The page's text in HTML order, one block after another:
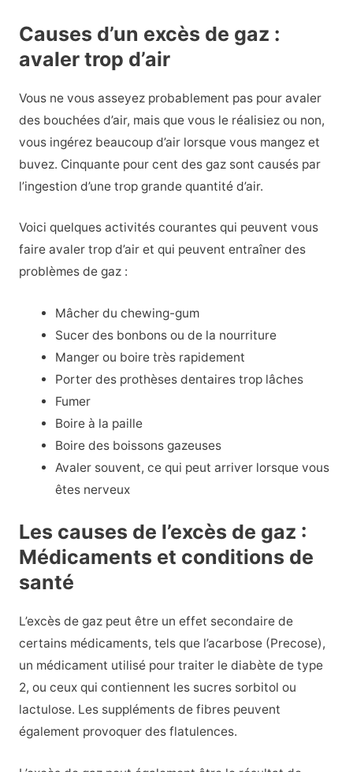
Causes d’un excès de gaz :
avaler trop d’air
Vous ne vous asseyez probablement pas pour avaler
des bouchées d’air, mais que vous le réalisiez ou non,
vous ingérez beaucoup d’air lorsque vous mangez et
buvez. Cinquante pour cent des gaz sont causés par
l’ingestion d’une trop grande quantité d’air.
Voici quelques activités courantes qui peuvent vous
faire avaler trop d’air et qui peuvent entraîner des
problèmes de gaz :
Mâcher du chewing-gum
Sucer des bonbons ou de la nourriture
Manger ou boire très rapidement
Porter des prothèses dentaires trop lâches
Fumer
Boire à la paille
Boire des boissons gazeuses
Avaler souvent, ce qui peut arriver lorsque vous
êtes nerveux
Les causes de l’excès de gaz :
Médicaments et conditions de
santé
L’excès de gaz peut être un effet secondaire de
certains médicaments, tels que l’acarbose (Precose),
un médicament utilisé pour traiter le diabète de type
2, ou ceux qui contiennent les sucres sorbitol ou
lactulose. Les suppléments de fibres peuvent
également provoquer des flatulences.